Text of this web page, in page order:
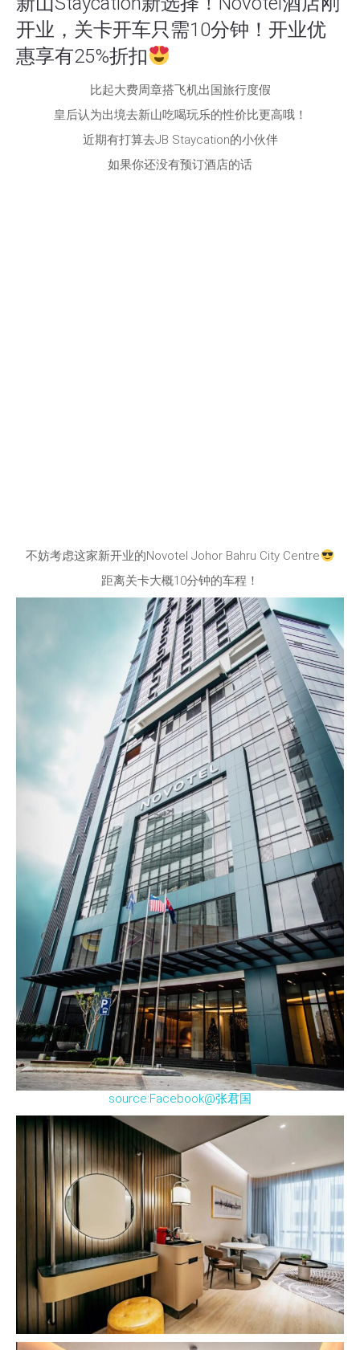
开业，关卡开车只需10分钟！开业优
惠享有25%折扣
比起大费周章搭飞机出国旅行度假
皇后认为出境去新山吃喝玩乐的性价比更高哦！
近期有打算去JB Staycation的小伙伴
如果你还没有预订酒店的话
不妨考虑这家新开业的Novotel Johor Bahru City Centre
距离关卡大概10分钟的车程！
source:Facebook@张君国